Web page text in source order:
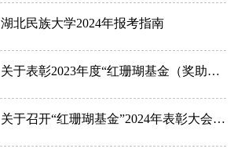
湖北民族大学2024年报考指南
关于表彰2023年度“红珊瑚基金（奖助学金）” 获得者的通知
关于召开“红珊瑚基金”2024年表彰大会的通知